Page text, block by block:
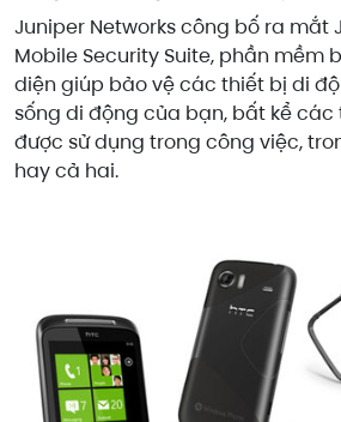
Juniper Networks công bố ra mắt
Mobile Security Suite, phần mềm
diện giúp bảo vệ các thiết bị di
sống di động của bạn, bất kể
được sử dụng trong công việc,
hay cả hai.